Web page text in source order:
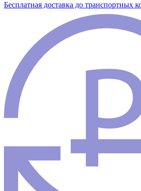
Бесплатная доставка до транспортных